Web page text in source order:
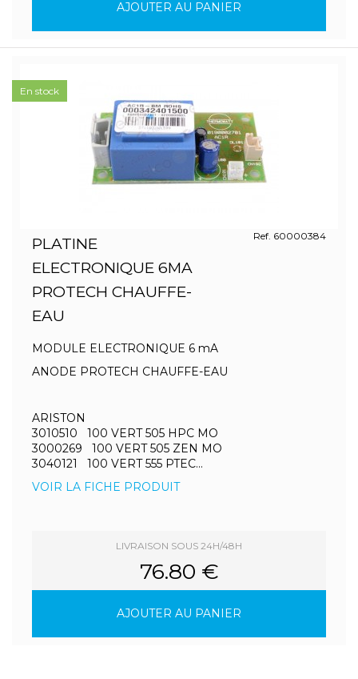
AJOUTER AU PANIER
PLATINE
ELECTRONIQUE 6MA
PROTECH CHAUFFE-
EAU
Ref. 60000384
MODULE ELECTRONIQUE 6 mA
ANODE PROTECH CHAUFFE-EAU
ARISTON
3010510 100 VERT 505 HPC MO
3000269 100 VERT 505 ZEN MO
3040121 100 VERT 555 PTEC...
VOIR LA FICHE PRODUIT
LIVRAISON SOUS 24H/48H
76.80 €
AJOUTER AU PANIER
En stock